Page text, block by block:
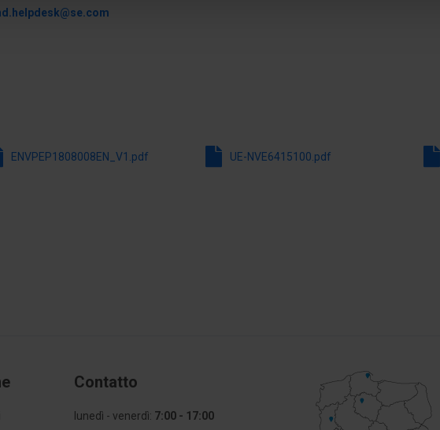
ENVPEP1808008EN_V1.pdf UE-NVE6415100.pdf
Contatto
lunedì - venerdì: 7:00 - 17:00